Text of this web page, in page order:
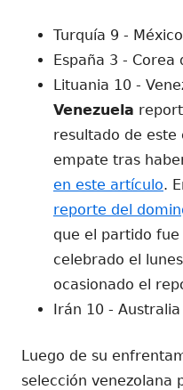
Turquía 9 -
España 3 - Corea
Lituania 10 -
Venezuela
resultado de
empate tras
en este artículo.
reporte del
que el partido
celebrado el
ocasionado el
Irán 10 - Australia
Luego de su
selección venezolana